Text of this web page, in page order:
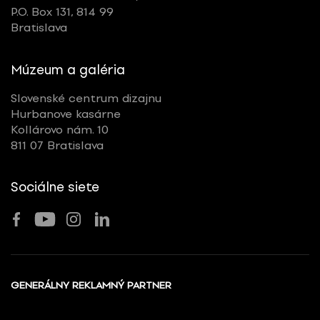
P.O. Box 131, 814 99
Bratislava
Múzeum a galéria
Slovenské centrum dizajnu
Hurbanove kasárne
Kollárovo nám. 10
811 07 Bratislava
Sociálne siete
GENERÁLNY REKLAMNÝ PARTNER